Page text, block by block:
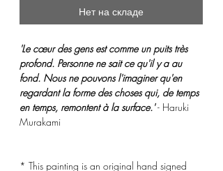
Нет на складе
'Le cœur des gens est comme un puits très
profond. Personne ne sait ce qu'il y a au
fond. Nous ne pouvons l'imaginer qu'en
regardant la forme des choses qui, de temps
en temps, remontent à la surface.' - Haruki
Murakami
* This painting is an original hand signed